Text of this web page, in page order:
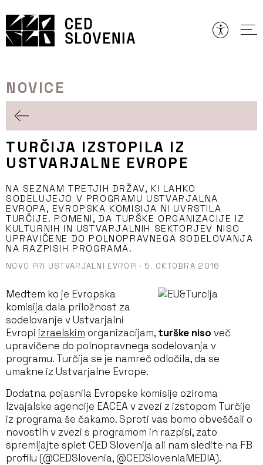
to
vsebine
NOVICE
TURČIJA IZSTOPILA IZ
USTVARJALNE EVROPE
NA SEZNAM TRETJIH DRŽAV, KI LAHKO
SODELUJEJO V PROGRAMU USTVARJALNA
EVROPA, EVROPSKA KOMISIJA NI UVRSTILA
TURČIJE. POMENI, DA TURŠKE ORGANIZACIJE IZ
KULTURNIH IN USTVARJALNIH SEKTORJEV NISO
UPRAVIČENE DO POLNOPRAVNEGA SODELOVANJA
NA RAZPISIH PROGRAMA.
NOVO PRI USTVARJALNI EVROPI · 5. OKTOBRA 2016
Medtem ko je Evropska
komisija dala priložnost za
sodelovanje v Ustvarjalni
Evropi izraelskim organizacijam, turške niso več
upravičene do polnopravnega sodelovanja v
programu. Turčija se je namreč odločila, da se
umakne iz Ustvarjalne Evrope.
Dodatna pojasnila Evropske komisije oziroma
Izvajalske agencije EACEA v zvezi z izstopom Turčije
iz programa še čakamo. Sproti vas bomo obveščali o
novostih v zvezi s programom in razpisi, zato
spremljajte splet CED Slovenija ali nam sledite na FB
profilu (@CEDSlovenia, @CEDSloveniaMEDIA).